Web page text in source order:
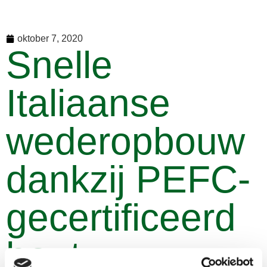
oktober 7, 2020
Snelle
Italiaanse
wederopbouw
dankzij PEFC-
gecertificeerd
hout